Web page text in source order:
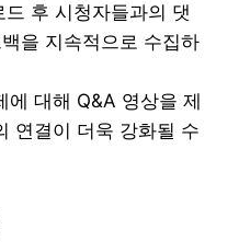
드 후 시청자들과의 댓
을 지속적으로 수집하
에 대해 Q&A 영상을 제
연결이 더욱 강화될 수